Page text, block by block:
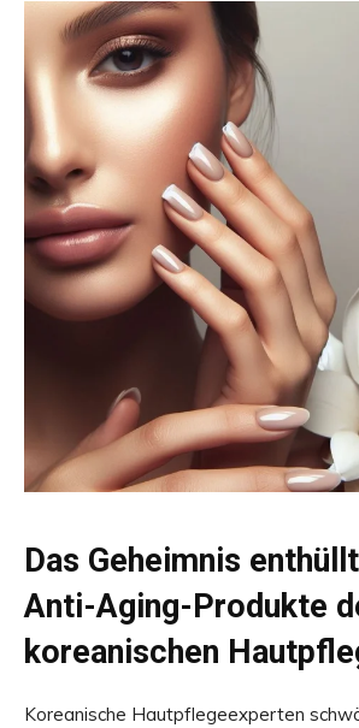
Das Geheimnis
Anti-Aging-Produkte
koreanischen
Koreanische Hautpflegeexperten